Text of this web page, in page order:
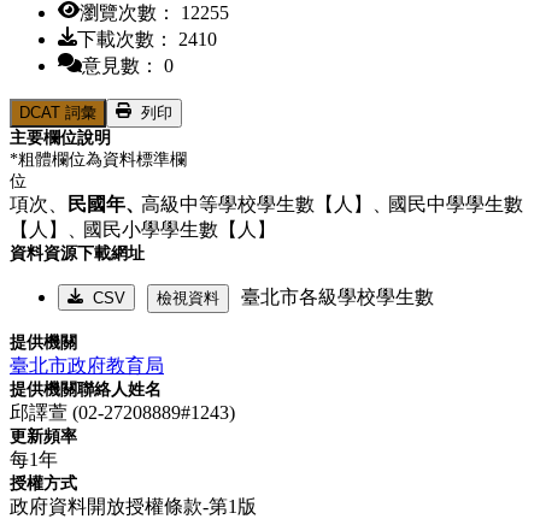
瀏覽次數： 12255
下載次數： 2410
意見數： 0
DCAT 詞彙
列印
主要欄位說明
*粗體欄位為資料標準欄
位
項次、 民國年、高級中等學校學生數【人】、國民中學學生數
【人】、國民小學學生數【人】
資料資源下載網址
CSV 檢視資料 臺北市各級學校學生數
提供機關
臺北市政府教育局
提供機關聯絡人姓名
邱譯萱 (02-27208889#1243)
更新頻率
每1年
授權方式
政府資料開放授權條款-第1版